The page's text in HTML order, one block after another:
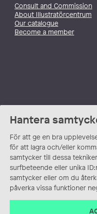
Hantera
För att ge en bra
för att lagra och/eller
samtycker till dessa
surfbeteende eller unika
samtycker eller om du
påverka vissa funktioner
Consult and Commission
About Illustratörcentrum
Our catalogue
Become a member